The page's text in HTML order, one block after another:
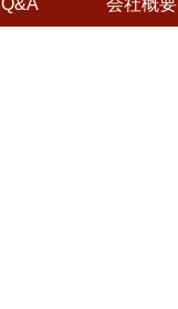
Q&A 会社概要